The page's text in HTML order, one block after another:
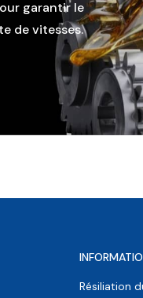
garantir le
de vitesses.
Résiliation